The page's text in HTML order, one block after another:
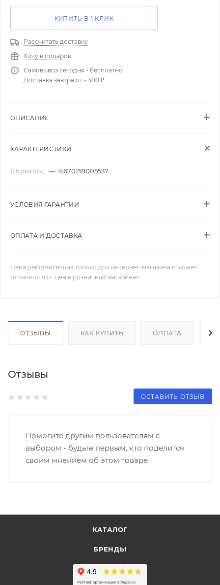
КУПИТЬ В 1 КЛИК
Рассчитать доставку
Хочу в подарок
Самовывоз сегодня - бесплатно
Доставка завтра от - 300 ₽
ОПИСАНИЕ
ХАРАКТЕРИСТИКИ
ШтрихКод — 4670159005537
УСЛОВИЯ ГАРАНТИИ
ОПЛАТА И ДОСТАВКА
Цена действительна только для интернет-магазина и может
отличаться от цен в розничных магазинах
ОТЗЫВЫ КАК КУПИТЬ ОПЛАТА
Отзывы
ОСТАВИТЬ ОТЗЫВ
Помогите другим пользователям с
выбором - будьте первым, кто поделится
своим мнением об этом товаре
КАТАЛОГ
БРЕНДЫ